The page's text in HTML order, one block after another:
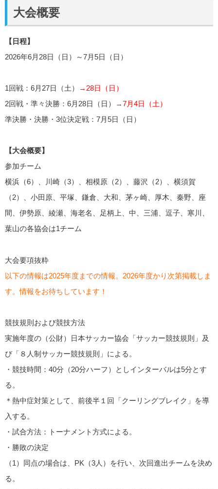
大会概要
【日程】
2026年6月28日（日）～7月5日（日）
1回戦：6月27日（土）
→28日（日）
2回戦・準々決勝：6月28日（日）
→7月4日（土）
準決勝・決勝・3位決定戦：7月5日（日）
【大会概要】
参加チーム
横浜（6）、川崎（3）、相模原（2）、藤沢（2）、横須賀
（2）、小田原、平塚、鎌倉、大和、茅ヶ崎、厚木、秦野、座
間、伊勢原、綾瀬、海老名、足柄上、中、三浦、逗子、寒川、
葉山の各協会は1チーム
大会要項抜粋
以下の情報は2025年度までの情報。2026年度かり次第掲載しま
す。情報をお待ちしています！
競技規則および競技方法
実施年度の（公財）日本サッカー協会「サッカー競技規則」及
び「８人制サッカー競技規則」による。
・競技時間：40分（20分ハーフ）としインターバルは5分とす
る。
＊熱中症対策として、前後半１回「クーリングブレイク」を導
入する。
・試合方法：トーナメント方式による。
・勝敗の決定
（1）同点の場合は、PK（3人）を行い、次回進出チームを決め
る。